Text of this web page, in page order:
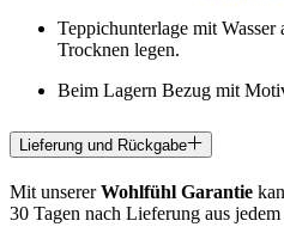
Teppichunterlage mit
Trocknen legen.
Beim Lagern Bezug mit
Lieferung und Rückgabe
Mit unsererWohlfühl Garantie
30 Tagen nach Lieferung aus